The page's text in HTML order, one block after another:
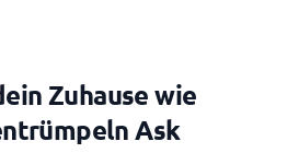
Zuhause wie
Ask